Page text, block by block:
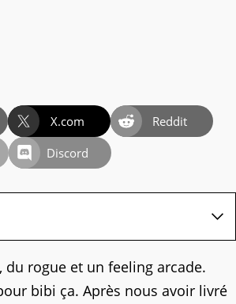
X.com
Reddit
Discord
du rogue et un feeling arcade.
bibi ça. Après nous avoir livré